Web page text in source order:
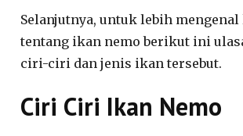
Selanjutnya, untuk lebih
tentang ikan nemo berikut ini
ciri-ciri dan jenis ikan tersebut.
Ciri Ciri Ikan Nemo